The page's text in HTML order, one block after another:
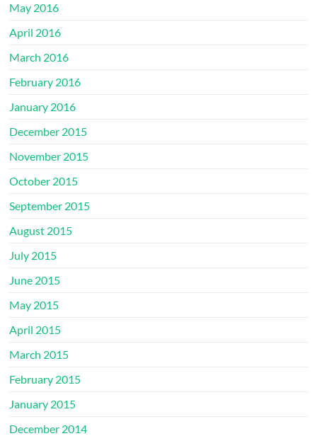
May 2016
April 2016
March 2016
February 2016
January 2016
December 2015
November 2015
October 2015
September 2015
August 2015
July 2015
June 2015
May 2015
April 2015
March 2015
February 2015
January 2015
December 2014